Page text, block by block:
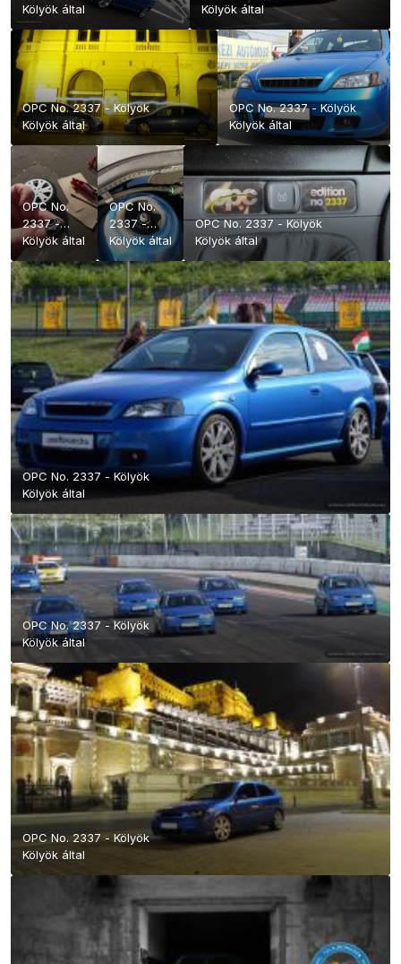
Kölyök által
Kölyökáltal
OPC No. 2337 - Kölyök
Kölyökáltal
OPC No. 2337 - Kölyök
Kölyökáltal
OPC No.
2337 -
Kölyök
Kölyökáltal
OPC No.
2337 -
Kölyök
Kölyökáltal
OPC No. 2337 - Kölyök
Kölyökáltal
OPC No. 2337 - Kölyök
Kölyök által
OPC No. 2337 - Kölyök
Kölyökáltal
OPC No. 2337 - Kölyök
Kölyök által